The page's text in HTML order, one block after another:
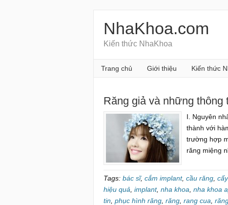
NhaKhoa.com
Kiến thức NhaKhoa
Trang chủ Giới thiệu Kiến thức
Răng giả và những thông
I. Nguyên
thành với
trường hợp
răng miệng
Tags: bác sĩ, cắm implant, cầu răng
hiệu quả implant, nha khoa nha khoa
tin phục hình răng răng rang cua